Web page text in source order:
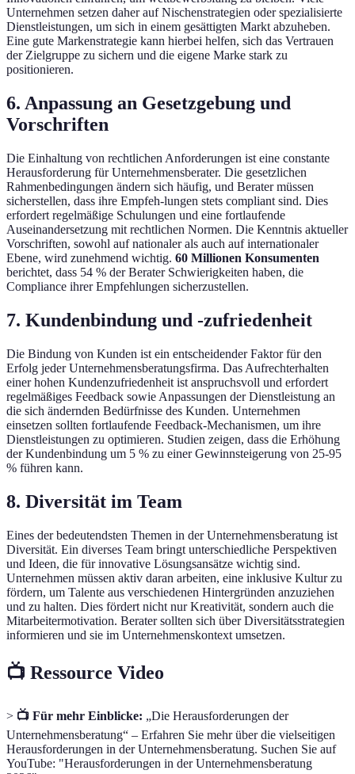
Unternehmen setzen daher auf Nischenstrategien oder spezialisierte
Dienstleistungen, um sich in einem gesättigten Markt abzuheben.
Eine gute Markenstrategie kann hierbei helfen, sich das Vertrauen
der Zielgruppe zu sichern und die eigene Marke stark zu
positionieren.
6. Anpassung an Gesetzgebung und
Vorschriften
Die Einhaltung von rechtlichen Anforderungen ist eine constante
Herausforderung für Unternehmensberater. Die gesetzlichen
Rahmenbedingungen ändern sich häufig, und Berater müssen
sicherstellen, dass ihre Empfeh-lungen stets compliant sind. Dies
erfordert regelmäßige Schulungen und eine fortlaufende
Auseinandersetzung mit rechtlichen Normen. Die Kenntnis aktueller
Vorschriften, sowohl auf nationaler als auch auf internationaler
Ebene, wird zunehmend wichtig. 60 Millionen Konsumenten
berichtet, dass 54 % der Berater Schwierigkeiten haben, die
Compliance ihrer Empfehlungen sicherzustellen.
7. Kundenbindung und -zufriedenheit
Die Bindung von Kunden ist ein entscheidender Faktor für den
Erfolg jeder Unternehmensberatungsfirma. Das Aufrechterhalten
einer hohen Kundenzufriedenheit ist anspruchsvoll und erfordert
regelmäßiges Feedback sowie Anpassungen der Dienstleistung an
die sich ändernden Bedürfnisse des Kunden. Unternehmen
einsetzen sollten fortlaufende Feedback-Mechanismen, um ihre
Dienstleistungen zu optimieren. Studien zeigen, dass die Erhöhung
der Kundenbindung um 5 % zu einer Gewinnsteigerung von 25-95
% führen kann.
8. Diversität im Team
Eines der bedeutendsten Themen in der Unternehmensberatung ist
Diversität. Ein diverses Team bringt unterschiedliche Perspektiven
und Ideen, die für innovative Lösungsansätze wichtig sind.
Unternehmen müssen aktiv daran arbeiten, eine inklusive Kultur zu
fördern, um Talente aus verschiedenen Hintergründen anzuziehen
und zu halten. Dies fördert nicht nur Kreativität, sondern auch die
Mitarbeitermotivation. Berater sollten sich über Diversitätsstrategien
informieren und sie im Unternehmenskontext umsetzen.
📺 Ressource Video
> 📺 Für mehr Einblicke: „Die Herausforderungen der
Unternehmensberatung“ – Erfahren Sie mehr über die vielseitigen
Herausforderungen in der Unternehmensberatung. Suchen Sie auf
YouTube: "Herausforderungen in der Unternehmensberatung